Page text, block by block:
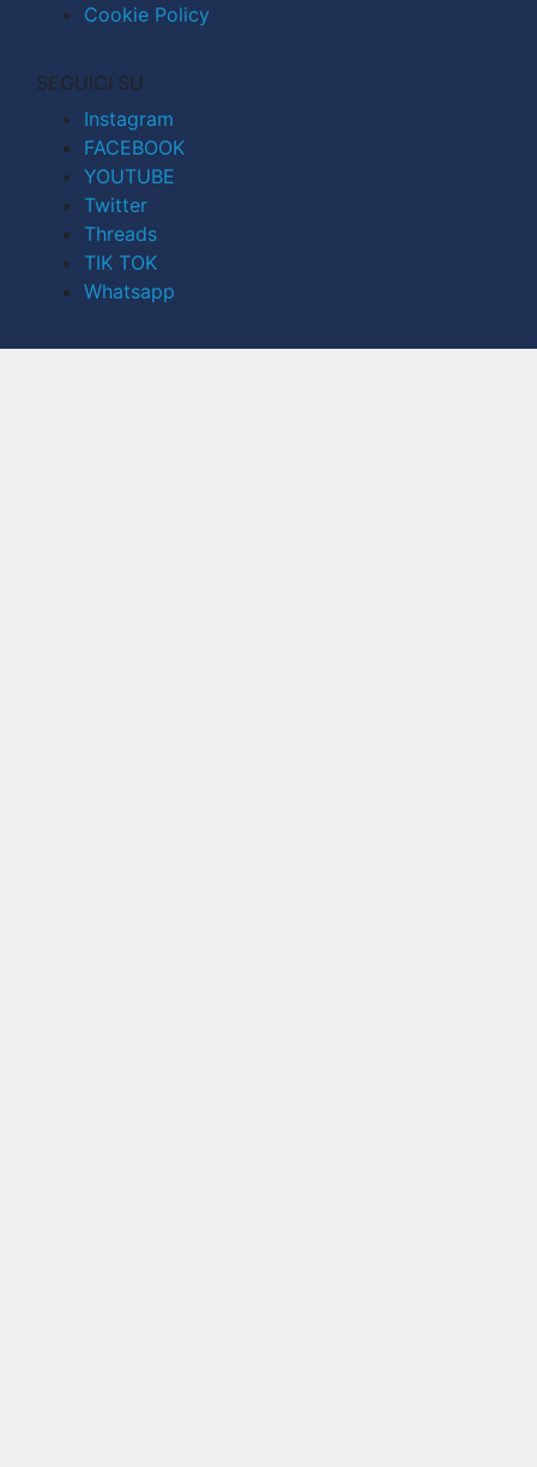
Cookie Policy
SEGUICI SU
Instagram
FACEBOOK
YOUTUBE
Twitter
Threads
TIK TOK
Whatsapp